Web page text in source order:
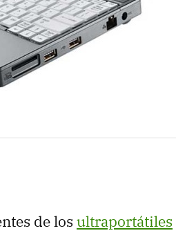
de los ultraportátiles